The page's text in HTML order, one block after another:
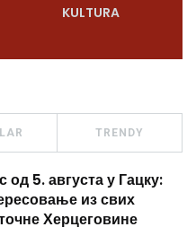
KULTURA
TRENDY
од 5. августа у Гацку:
из свих
Херцеговине